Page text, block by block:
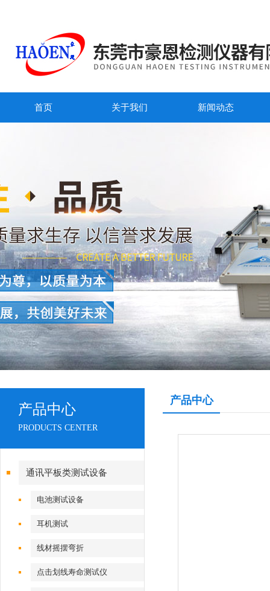
首页 关于我们 新闻动态
产品中心
PRODUCTS CENTER
通讯平板类测试设备
电池测试设备
耳机测试
线材摇摆弯折
点击划线寿命测试仪
产品中心